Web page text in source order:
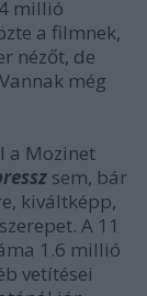
millió
a filmnek,
nézőt, de
még
a Mozinet
sem, bár
kiváltképp,
A 11
1.6 millió
vetítései